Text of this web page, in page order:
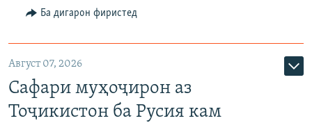
Ба дигарон фиристед
Август 07, 2026
Сафари муҳоҷирон аз
Тоҷикистон ба Русия кам